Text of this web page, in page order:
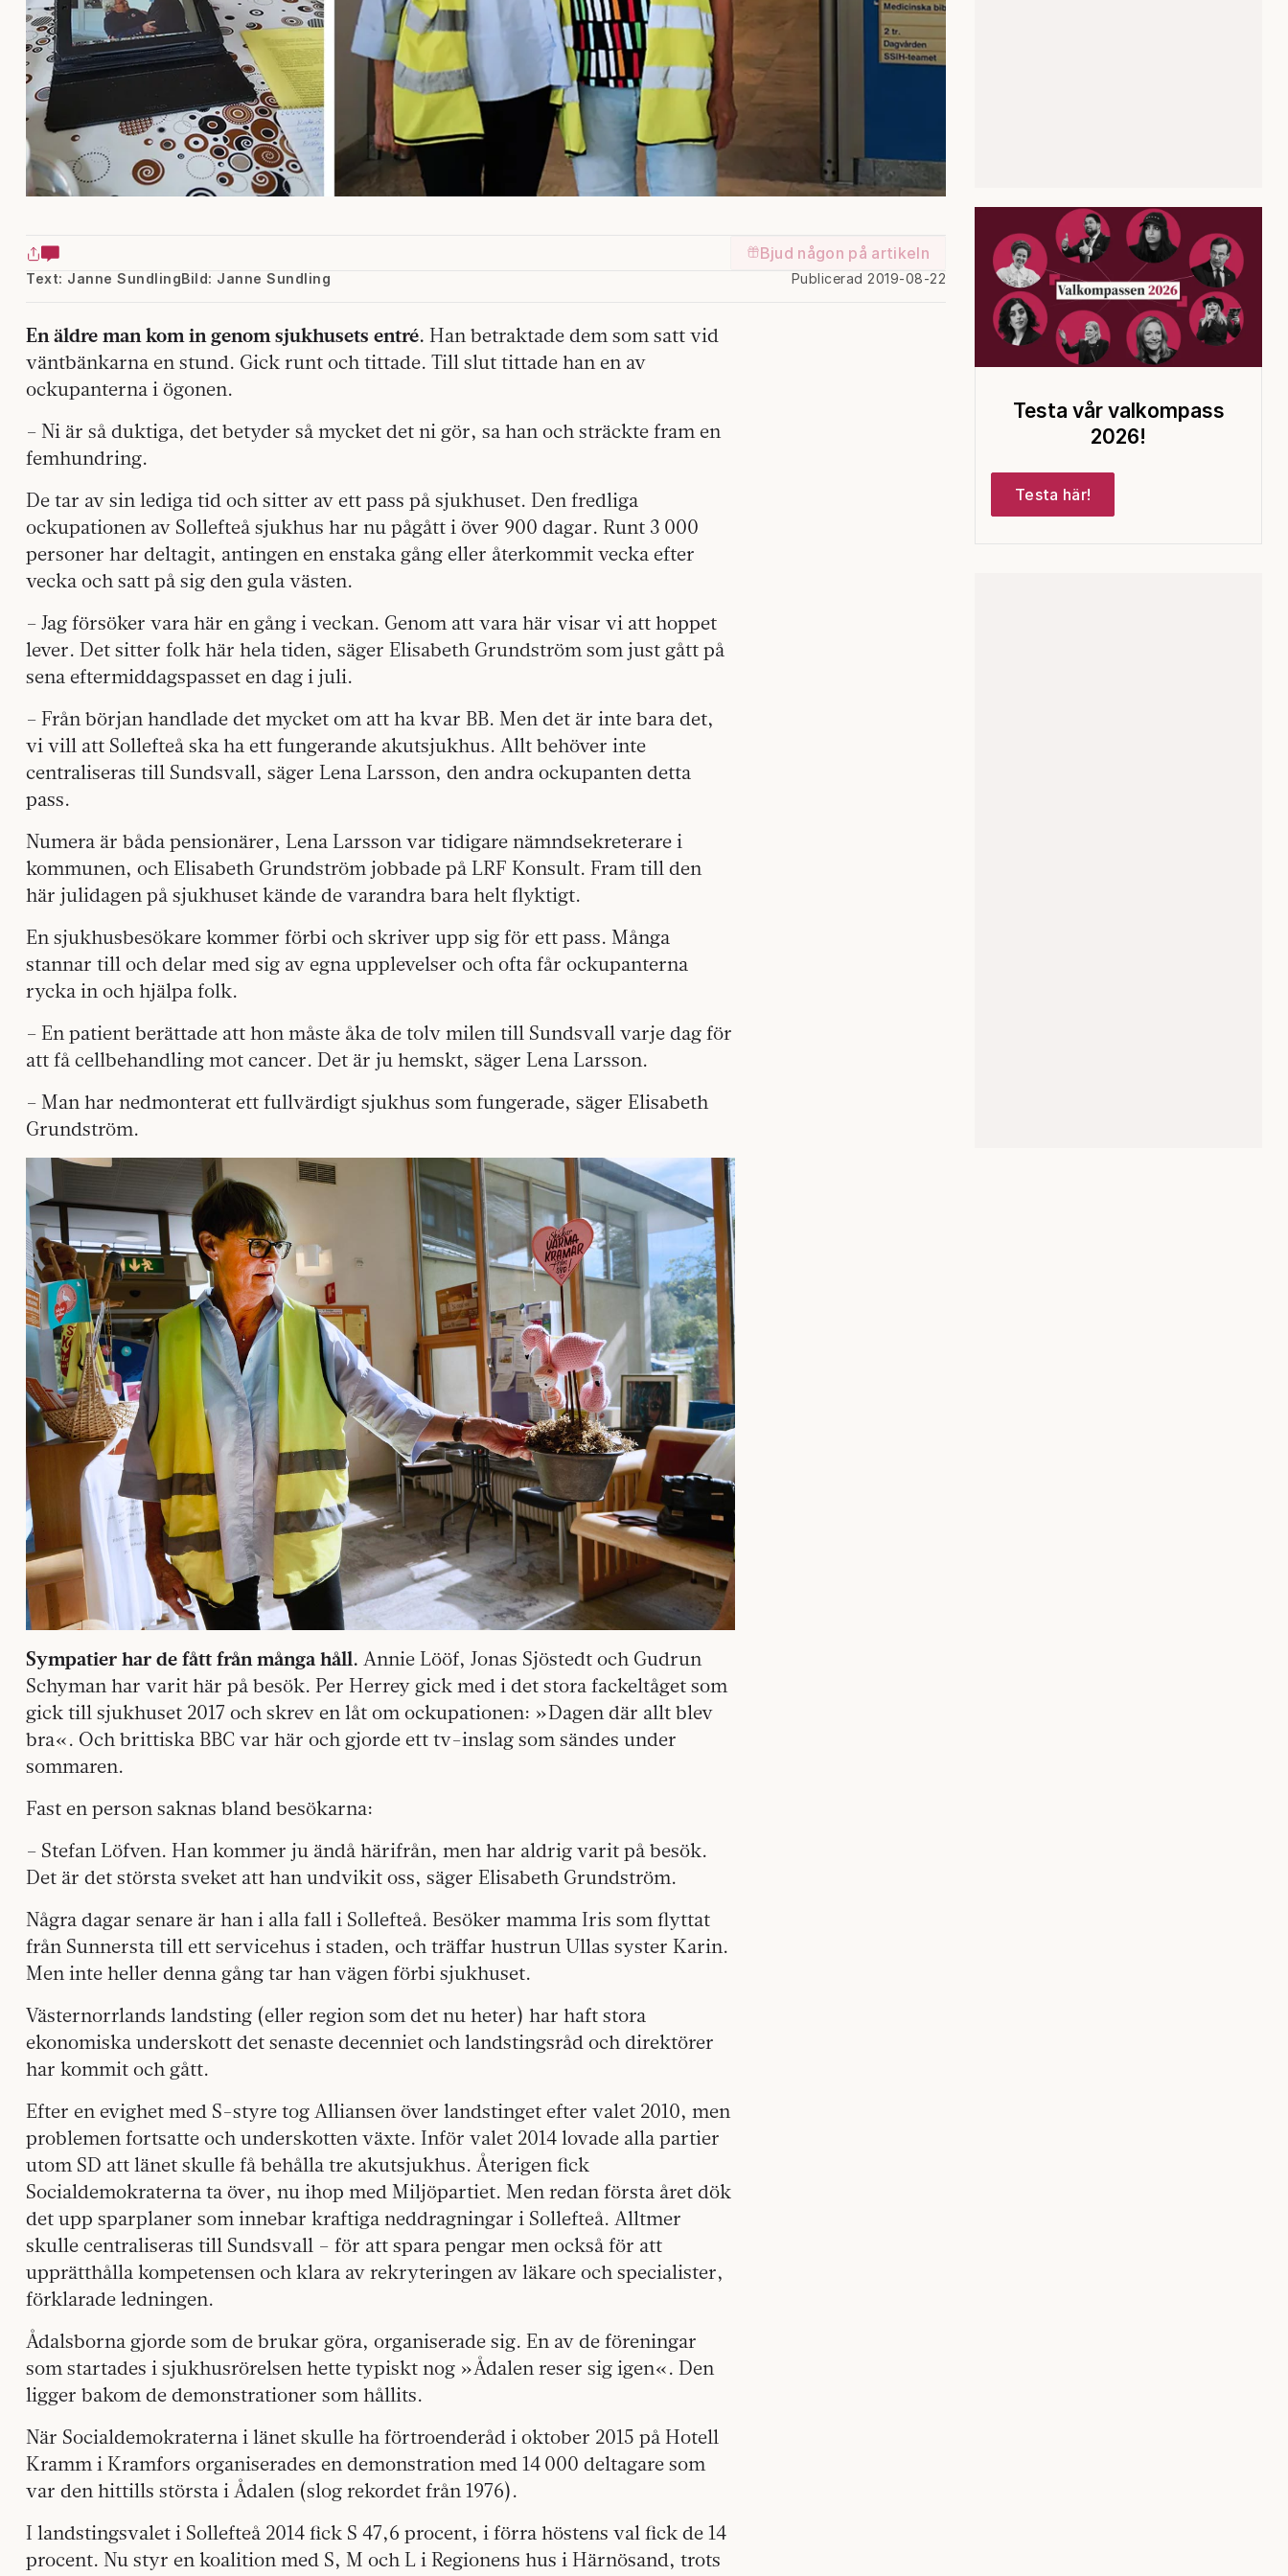
Bjud någon på artikeln
Text: Janne Sundling Publicerad 2019-08-22
Bild: Janne Sundling
En äldre man kom in genom sjukhusets entré. Han betraktade dem som satt vid
väntbänkarna en stund. Gick runt och tittade. Till slut tittade han en av
ockupanterna i ögonen.
– Ni är så duktiga, det betyder så mycket det ni gör, sa han och sträckte fram en
femhundring.
De tar av sin lediga tid och sitter av ett pass på sjukhuset. Den fredliga
ockupationen av Sollefteå sjukhus har nu pågått i över 900 dagar. Runt 3 000
personer har deltagit, antingen en enstaka gång eller återkommit vecka efter
vecka och satt på sig den gula västen.
– Jag försöker vara här en gång i veckan. Genom att vara här visar vi att hoppet
lever. Det sitter folk här hela tiden, säger Elisabeth Grundström som just gått på
sena eftermiddagspasset en dag i juli.
– Från början handlade det mycket om att ha kvar BB. Men det är inte bara det,
vi vill att Sollefteå ska ha ett fungerande akutsjukhus. Allt behöver inte
centraliseras till Sundsvall, säger Lena Larsson, den andra ockupanten detta
pass.
Numera är båda pensionärer, Lena Larsson var tidigare nämndsekreterare i
kommunen, och Elisabeth Grundström jobbade på LRF Konsult. Fram till den
här julidagen på sjukhuset kände de varandra bara helt flyktigt.
En sjukhusbesökare kommer förbi och skriver upp sig för ett pass. Många
stannar till och delar med sig av egna upplevelser och ofta får ockupanterna
rycka in och hjälpa folk.
– En patient berättade att hon måste åka de tolv milen till Sundsvall varje dag för
att få cellbehandling mot cancer. Det är ju hemskt, säger Lena Larsson.
– Man har nedmonterat ett fullvärdigt sjukhus som fungerade, säger Elisabeth
Grundström.
Sympatier har de fått från många håll. Annie Lööf, Jonas Sjöstedt och Gudrun
Schyman har varit här på besök. Per Herrey gick med i det stora fackeltåget som
gick till sjukhuset 2017 och skrev en låt om ockupationen: »Dagen där allt blev
bra«. Och brittiska BBC var här och gjorde ett tv-inslag som sändes under
sommaren.
Fast en person saknas bland besökarna:
– Stefan Löfven. Han kommer ju ändå härifrån, men har aldrig varit på besök.
Det är det största sveket att han undvikit oss, säger Elisabeth Grundström.
Några dagar senare är han i alla fall i Sollefteå. Besöker mamma Iris som flyttat
från Sunnersta till ett servicehus i staden, och träffar hustrun Ullas syster Karin.
Men inte heller denna gång tar han vägen förbi sjukhuset.
Västernorrlands landsting (eller region som det nu heter) har haft stora
ekonomiska underskott det senaste decenniet och landstingsråd och direktörer
har kommit och gått.
Efter en evighet med S-styre tog Alliansen över landstinget efter valet 2010, men
problemen fortsatte och underskotten växte. Inför valet 2014 lovade alla partier
utom SD att länet skulle få behålla tre akutsjukhus. Återigen fick
Socialdemokraterna ta över, nu ihop med Miljöpartiet. Men redan första året dök
det upp sparplaner som innebar kraftiga neddragningar i Sollefteå. Alltmer
skulle centraliseras till Sundsvall – för att spara pengar men också för att
upprätthålla kompetensen och klara av rekryteringen av läkare och specialister,
förklarade ledningen.
Ådalsborna gjorde som de brukar göra, organiserade sig. En av de föreningar
som startades i sjukhusrörelsen hette typiskt nog »Ådalen reser sig igen«. Den
ligger bakom de demonstrationer som hållits.
När Socialdemokraterna i länet skulle ha förtroenderåd i oktober 2015 på Hotell
Kramm i Kramfors organiserades en demonstration med 14 000 deltagare som
var den hittills största i Ådalen (slog rekordet från 1976).
I landstingsvalet i Sollefteå 2014 fick S 47,6 procent, i förra höstens val fick de 14
procent. Nu styr en koalition med S, M och L i Regionens hus i Härnösand, trots
Testa vår valkompass
2026!
Testa här!